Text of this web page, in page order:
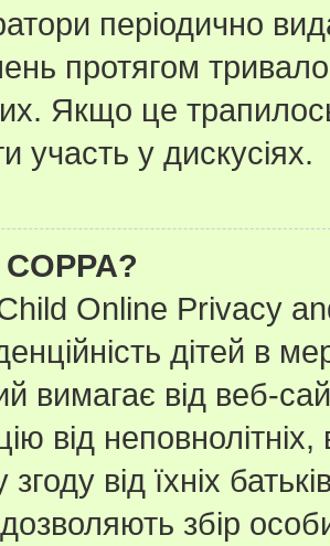
періодично
протягом
Якщо це
участь у дискусіях.
Online Privacy
дітей в
вимагає від веб-
від
від їхніх
збір